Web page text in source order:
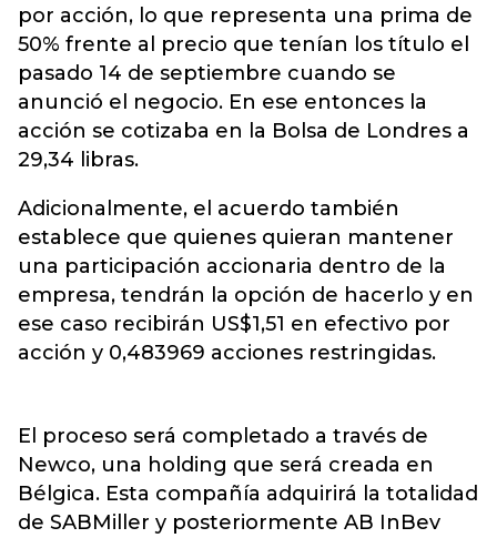
por acción, lo que representa una prima de
50% frente al precio que tenían los título el
pasado 14 de septiembre cuando se
anunció el negocio. En ese entonces la
acción se cotizaba en la Bolsa de Londres a
29,34 libras.
Adicionalmente, el acuerdo también
establece que quienes quieran mantener
una participación accionaria dentro de la
empresa, tendrán la opción de hacerlo y en
ese caso recibirán US$1,51 en efectivo por
acción y 0,483969 acciones restringidas.
El proceso será completado a través de
Newco, una holding que será creada en
Bélgica. Esta compañía adquirirá la totalidad
de SABMiller y posteriormente AB InBev